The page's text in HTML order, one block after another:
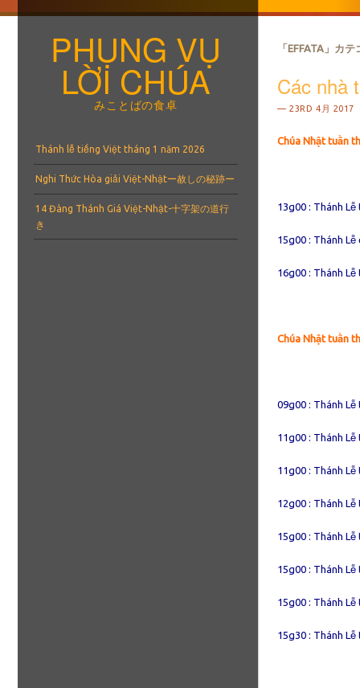
PHỤNG VỤ
LỜI CHÚA
みことばの食卓
メニュー
コンテンツへスキップ
Thánh lễ tiếng Việt tháng 1 năm 2026
Nghi Thức Hòa giải Việt-Nhậtー赦しの秘跡ー
14 Đàng Thánh Giá Việt-Nhật-十字架の道行
き
「 EFFATA 」カテ
Các nhà
23RD 4月 2017
Chúa Nhật tuần
13g00 : Thánh
15g00 : Thánh
16g00 : Thánh
Chúa Nhật tuần
09g00 : Thánh
11g00 : Thánh Lễ
11g00 : Thánh
12g00 : Thánh
15g00 : Thánh
15g00 : Thánh
15g00 : Thánh
15g30 : Thánh